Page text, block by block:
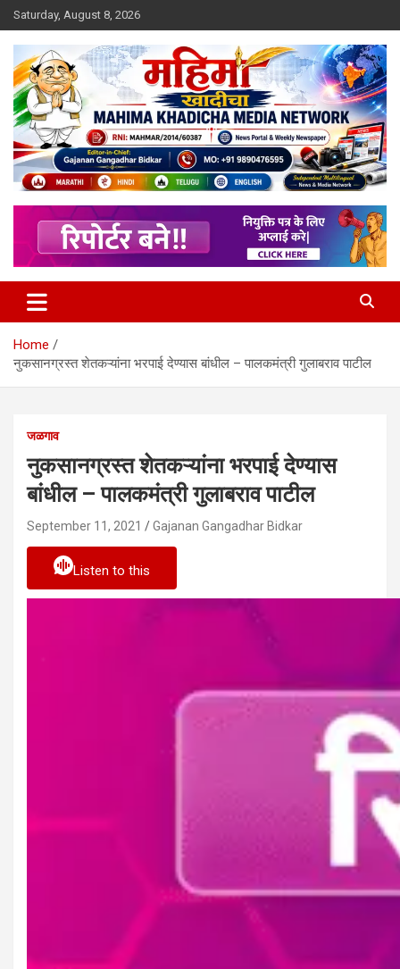
Skip
to
content
Saturday, August 8, 2026
Mahimakhadicha
Home
नुकसानग्रस्त शेतकऱ्यांना भरपाई देण्यास बांधील – पालकमंत्री गुलाबराव पाटील
जळगाव
नुकसानग्रस्त शेतकऱ्यांना भरपाई देण्यास
बांधील – पालकमंत्री गुलाबराव पाटील
September 11, 2021 Gajanan Gangadhar Bidkar
Listen to this